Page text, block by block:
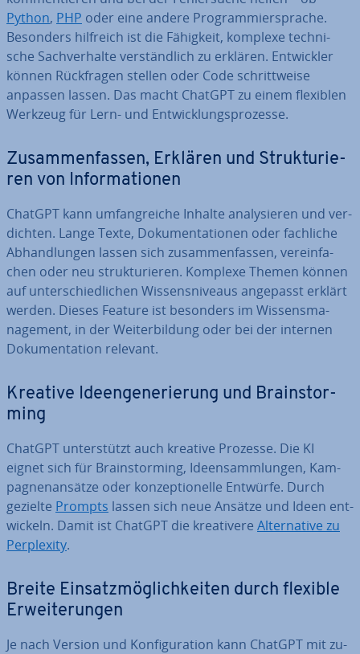
Python, PHP oder eine andere Pro­gram­mier­spra­che.
Besonders hilfreich ist die Fähigkeit, komplexe tech­ni­
sche Sach­ver­hal­te ver­ständ­lich zu erklären. Ent­wick­ler
können Rück­fra­gen stellen oder Code schritt­wei­se
anpassen lassen. Das macht ChatGPT zu einem flexiblen
Werkzeug für Lern- und Ent­wick­lungs­pro­zes­se.
Zu­sam­men­fas­sen, Erklären und Struk­tu­rie­
ren von In­for­ma­tio­nen
ChatGPT kann um­fang­rei­che Inhalte ana­ly­sie­ren und ver­
dich­ten. Lange Texte, Do­ku­men­ta­tio­nen oder fachliche
Ab­hand­lun­gen lassen sich zu­sam­men­fas­sen, ver­ein­fa­
chen oder neu struk­tu­rie­ren. Komplexe Themen können
auf un­ter­schied­li­chen Wis­sens­ni­veaus angepasst erklärt
werden. Dieses Feature ist besonders im Wis­sens­ma­
nage­ment, in der Wei­ter­bil­dung oder bei der internen
Do­ku­men­ta­ti­on relevant.
Kreative Ideen­ge­ne­rie­rung und Brain­stor­
ming
ChatGPT un­ter­stützt auch kreative Prozesse. Die KI
eignet sich für Brain­stor­ming, Ideen­samm­lun­gen, Kam­
pa­gnen­an­sät­ze oder kon­zep­tio­nel­le Entwürfe. Durch
gezielte Prompts lassen sich neue Ansätze und Ideen ent­
wi­ckeln. Damit ist ChatGPT die krea­ti­ve­re Al­ter­na­ti­ve zu
Per­ple­xi­ty.
Breite Ein­satz­mög­lich­kei­ten durch flexible
Er­wei­te­run­gen
Je nach Version und Kon­fi­gu­ra­ti­on kann ChatGPT mit zu­